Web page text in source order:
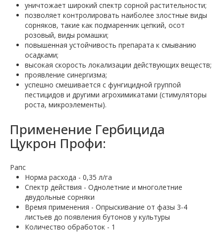
уничтожает широкий спектр сорной растительности;
позволяет контролировать наиболее злостные виды
сорняков, такие как подмаренник цепкий, осот
розовый, виды ромашки;
повышенная устойчивость препарата к смыванию
осадками;
высокая скорость локализации действующих веществ;
проявление синергизма;
успешно смешивается с фунгицидной группой
пестицидов и другими агрохимикатами (стимуляторы
роста, микроэлементы).
Применение Гербицида
Цукрон Профи:
Рапс
Норма расхода - 0,35 л/га
Спектр действия - Однолетние и многолетние
двудольные сорняки
Время применения - Опрыскивание от фазы 3-4
листьев до появления бутонов у культуры
Количество обработок - 1